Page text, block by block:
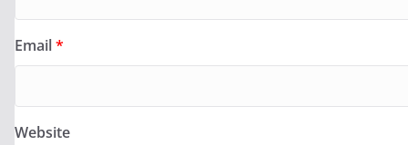
Email*
Website